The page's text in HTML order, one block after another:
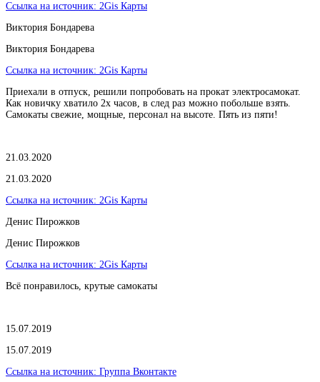
Ссылка на источник: 2Gis Карты
Виктория Бондарева
Виктория Бондарева
Ссылка на источник: 2Gis Карты
Приехали в отпуск, решили попробовать на прокат электросамокат.
Как новичку хватило 2х часов, в след раз можно побольше взять.
Самокаты свежие, мощные, персонал на высоте. Пять из пяти!
21.03.2020
21.03.2020
Ссылка на источник: 2Gis Карты
​Денис Пирожков
​Денис Пирожков
Ссылка на источник: 2Gis Карты
Всё понравилось, крутые самокаты
15.07.2019
15.07.2019
Ссылка на источник: Группа Вконтакте